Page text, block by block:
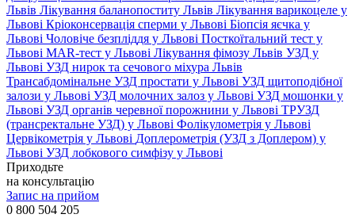
Львів Лікування баланопоститу Львів Лікування варикоцеле у
Львові Кріоконсервація сперми у Львові Біопсія яєчка у
Львові Чоловіче безпліддя у Львові Посткоїтальний тест у
Львові MAR-тест у Львові Лікування фімозу Львів УЗД у
Львові УЗД нирок та сечового міхура Львів
Трансабдомінальне УЗД простати у Львові УЗД щитоподібної
залози у Львові УЗД молочних залоз у Львові УЗД мошонки у
Львові УЗД органів черевної порожнини у Львові ТРУЗД
(трансректальне УЗД) у Львові Фолікулометрія у Львові
Цервікометрія у Львові Доплерометрія (УЗД з Доплером) у
Львові УЗД лобкового симфізу у Львові
Приходьте
на консультацію
Запис на прийом
0 800 504 205